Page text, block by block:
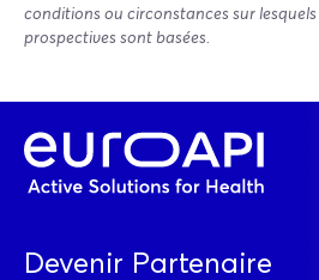
conditions ou circonstances sur
prospectives sont basées.
Devenir Partenaire